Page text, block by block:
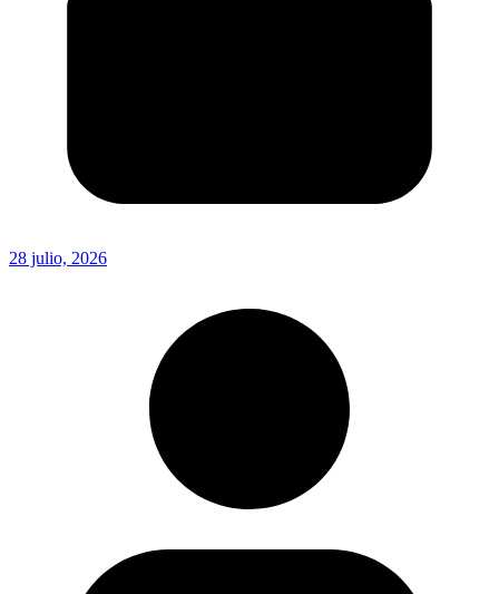
28 julio, 2026